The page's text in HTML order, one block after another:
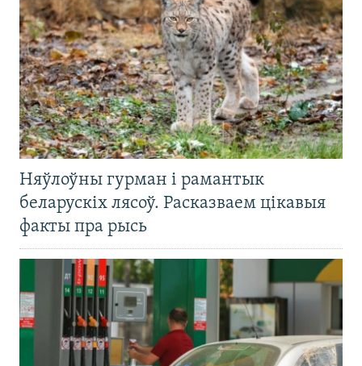
Няўлоўны гурман і рамантык
беларускіх лясоў. Расказваем цікавыя
факты пра рысь